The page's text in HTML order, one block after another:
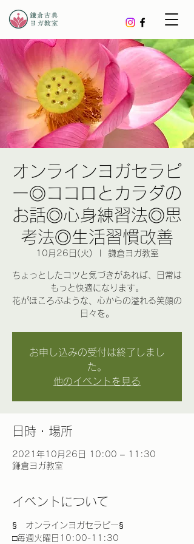
オンラインヨガセラピ
ー◎ココロとカラダの
お話◎心身練習法◎思
考法◎生活習慣改善
10月26日(火) 鎌倉ヨガ教室
ちょっとしたコツと気づきがあれば、日常は
もっと快適になります。
花がほころぶような、心からの溢れる笑顔の
日々を。
お申し込みの受付は終了しまし
た。
他のイベントを見る
日時・場所
2021年10月26日 10:00 – 11:30
鎌倉ヨガ教室
イベントについて
§　オンラインヨガセラピー§
□毎週火曜日10:00-11:30